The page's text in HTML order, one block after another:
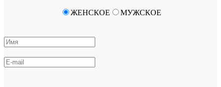
ЖЕНСКОЕ МУЖСКОЕ